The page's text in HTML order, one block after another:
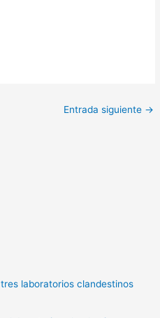
Entrada siguiente →